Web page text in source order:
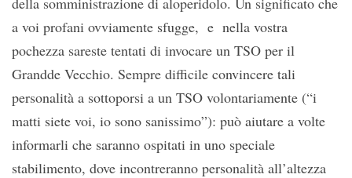
a voi profani ovviamente sfugge, e nella vostra
pochezza sareste tentati di invocare un TSO per il
Grandde Vecchio. Sempre difficile convincere tali
personalità a sottoporsi a un TSO volontariamente (“i
matti siete voi, io sono sanissimo”): può aiutare a volte
informarli che saranno ospitati in uno speciale
stabilimento, dove incontreranno personalità all’altezza